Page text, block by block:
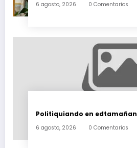
6 agosto, 2026 0 Comentarios
Politiquiando en
6 agosto, 2026 0 Comentarios